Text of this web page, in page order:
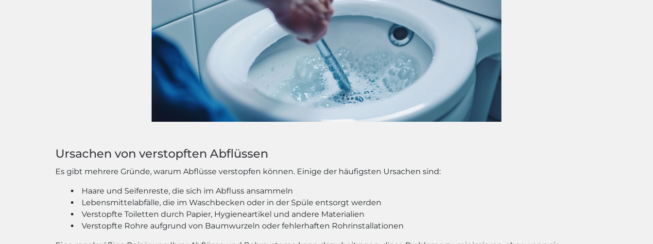
Ursachen von verstopften Abflüssen
Es gibt mehrere Gründe, warum Abflüsse verstopfen können. Einige der häufigsten Ursachen sind:
Haare und Seifenreste, die sich im Abfluss ansammeln
Lebensmittelabfälle, die im Waschbecken oder in der Spüle entsorgt werden
Verstopfte Toiletten durch Papier, Hygieneartikel und andere Materialien
Verstopfte Rohre aufgrund von Baumwurzeln oder fehlerhaften Rohrinstallationen